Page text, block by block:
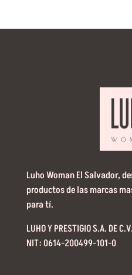
Luho Woman El Salvador,
productos de las marcas
para tí.
LUHO Y PRESTIGIO S.A. DE C.V.
NIT: 0614-200499-101-0